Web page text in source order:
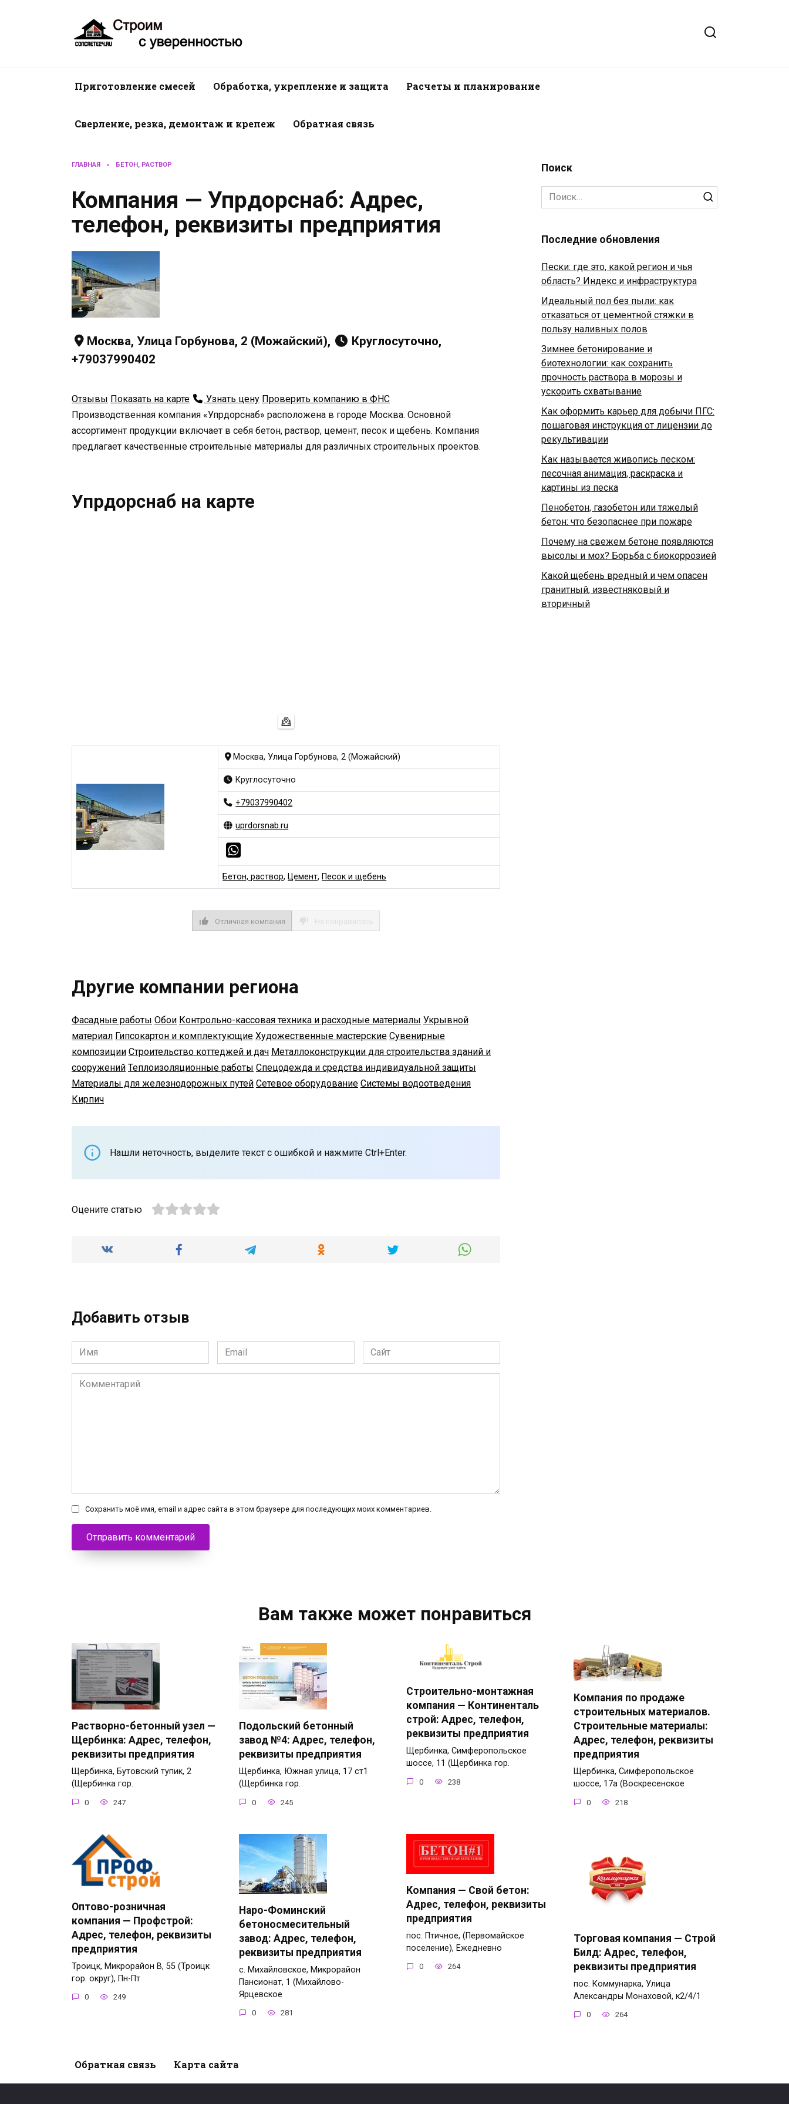
Приготовление смесей Обработка, укрепление и защита Расчеты и планирование
Сверление, резка, демонтаж и крепеж Обратная связь
ГЛАВНАЯ » БЕТОН, РАСТВОР
Компания — Упрдорснаб: Адрес,
телефон, реквизиты предприятия
Москва, Улица Горбунова, 2 (Можайский),
Круглосуточно,
+79037990402
Отзывы Показать на карте Узнать цену Проверить компанию в ФНС
Производственная компания «Упрдорснаб» расположена в городе Москва. Основной
ассортимент продукции включает в себя бетон, раствор, цемент, песок и щебень. Компания
предлагает качественные строительные материалы для различных строительных проектов.
Упрдорснаб на карте
Москва, Улица Горбунова, 2 (Можайский)
Круглосуточно
+79037990402
uprdorsnab.ru
Бетон, раствор, Цемент, Песок и щебень
Отличная компания
Другие компании региона
Фасадные работы Обои Контрольно-кассовая техника и расходные материалы Укрывной
материал Гипсокартон и комплектующие Художественные мастерские Сувенирные
композиции Строительство коттеджей и дач Металлоконструкции для строительства зданий и
сооружений Теплоизоляционные работы Спецодежда и средства индивидуальной защиты
Материалы для железнодорожных путей Сетевое оборудование Системы водоотведения
Кирпич
Нашли неточность, выделите текст с ошибкой и нажмите Ctrl+Enter.
Оцените статью
Добавить отзыв
Имя
*
Email
*
Сайт
Комментарий
Сохранить моё имя, email и адрес сайта в этом браузере для последующих моих комментариев.
Поиск
Search
for:
Последние обновления
Пески: где это, какой регион и чья
область? Индекс и инфраструктура
Идеальный пол без пыли: как
отказаться от цементной стяжки в
пользу наливных полов
Зимнее бетонирование и
биотехнологии: как сохранить
прочность раствора в морозы и
ускорить схватывание
Как оформить карьер для добычи ПГС:
пошаговая инструкция от лицензии до
рекультивации
Как называется живопись песком:
песочная анимация, раскраска и
картины из песка
Пенобетон, газобетон или тяжелый
бетон: что безопаснее при пожаре
Почему на свежем бетоне появляются
высолы и мох? Борьба с биокоррозией
Какой щебень вредный и чем опасен
гранитный, известняковый и
вторичный
Вам также может понравиться
Растворно-бетонный узел —
Щербинка: Адрес, телефон,
реквизиты предприятия
Щербинка, Бутовский тупик, 2
(Щербинка гор.
0 247
Подольский бетонный
завод №4: Адрес, телефон,
реквизиты предприятия
Щербинка, Южная улица, 17 ст1
(Щербинка гор.
0 245
Строительно-монтажная
компания — Континенталь
строй: Адрес, телефон,
реквизиты предприятия
Щербинка, Симферопольское
шоссе, 11 (Щербинка гор.
0 238
Компания по продаже
строительных материалов.
Строительные материалы:
Адрес, телефон, реквизиты
предприятия
Щербинка, Симферопольское
шоссе, 17а (Воскресенское
0 218
Оптово-розничная
компания — Профстрой:
Адрес, телефон, реквизиты
предприятия
Троицк, Микрорайон В, 55 (Троицк
гор. округ), Пн-Пт
0 249
Наро-Фоминский
бетоносмесительный
завод: Адрес, телефон,
реквизиты предприятия
с. Михайловское, Микрорайон
Пансионат, 1 (Михайлово-
Ярцевское
0 281
Компания — Свой бетон:
Адрес, телефон, реквизиты
предприятия
пос. Птичное, (Первомайское
поселение), Ежедневно
0 264
Торговая компания — Строй
Билд: Адрес, телефон,
реквизиты предприятия
пос. Коммунарка, Улица
Александры Монаховой, к2/4/1
0 264
Обратная связь Карта сайта